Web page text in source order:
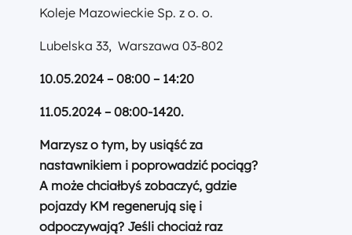
Koleje Mazowieckie Sp. z o. o.
Lubelska 33, Warszawa 03-802
10.05.2024 – 08:00 – 14:20
11.05.2024 – 08:00-1420.
Marzysz o tym, by usiąść za
nastawnikiem i poprowadzić pociąg?
A może chciałbyś zobaczyć, gdzie
pojazdy KM regenerują się i
odpoczywają? Jeśli chociaż raz